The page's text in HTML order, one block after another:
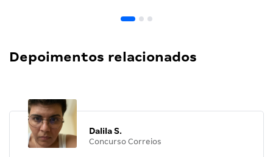
Depoimentos relacionados
Dalila S.
Concurso Correios